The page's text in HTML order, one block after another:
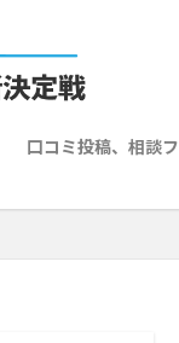
口コミ投稿、相談